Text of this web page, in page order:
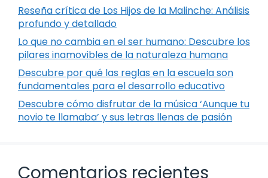
Reseña crítica de Los Hijos de la Malinche: Análisis
profundo y detallado
Lo que no cambia en el ser humano: Descubre los
pilares inamovibles de la naturaleza humana
Descubre por qué las reglas en la escuela son
fundamentales para el desarrollo educativo
Descubre cómo disfrutar de la música ‘Aunque tu
novio te llamaba’ y sus letras llenas de pasión
Comentarios recientes